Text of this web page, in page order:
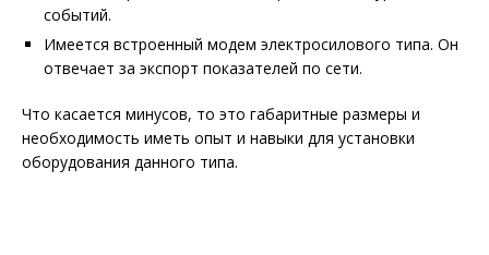
событий.
Имеется встроенный модем электросилового типа. Он
отвечает за экспорт показателей по сети.
Что касается минусов, то это габаритные размеры и
необходимость иметь опыт и навыки для установки
оборудования данного типа.